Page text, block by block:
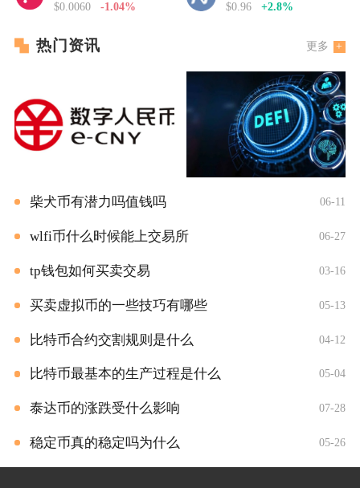
$0.0060 -1.04% $0.96 +2.8%
热门资讯 更多
柴犬币有潜力吗值钱吗 06-11
wlfi币什么时候能上交易所 06-27
tp钱包如何买卖交易 03-16
买卖虚拟币的一些技巧有哪些 05-13
比特币合约交割规则是什么 04-12
比特币最基本的生产过程是什么 05-04
泰达币的涨跌受什么影响 07-28
稳定币真的稳定吗为什么 05-26